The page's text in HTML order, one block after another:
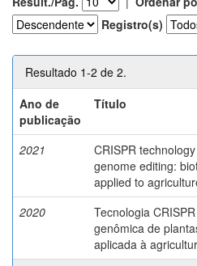
Registro(s)
Resultado 1-2 de 2.
Ano de
publicação
Título
2021
CRISPR
genome editing:
applied to
2020
Tecnologia
genômica de
aplicada à